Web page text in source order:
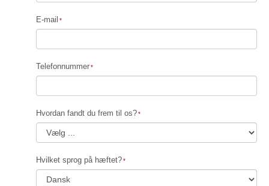
E-mail
Telefonnummer
Hvordan fandt du frem til os?
Hvilket sprog på hæftet?